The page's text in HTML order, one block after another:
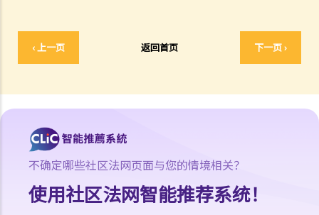
‹ 上一页 返回首页 下一页 ›
12. 就版权法而言，甚么是精神权利？
13. 表演者可就他们的演出享有版权吗？
14. 谁拥有作品的版权？不同种类的作品，会否有不同的拥有权？
15. 一名自由身的电脑程式员，撰写了一个电脑程式，用以记录我公司
的存货。我已向他支付全数酬劳，但我们从没有讨论过程式的版权属于
谁。那么我是该电脑程式的版权拥有人吗？如果不是，我可以就这个程
式享有甚么权利？
16. 我和另外两名作者一起撰写了一本书，这本书共有十二个分章，而
不确定哪些社区法网页面与您的情境相关？
使用社区法网智能推荐系统！